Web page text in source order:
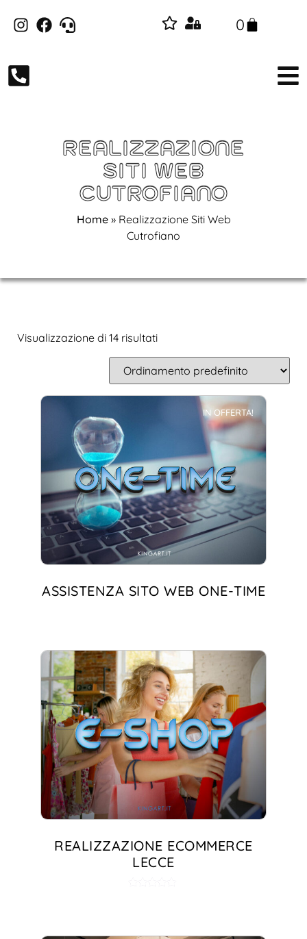
0
REALIZZAZIONE
SITI WEB
CUTROFIANO
Home» Realizzazione Siti Web
Cutrofiano
Visualizzazione di 14 risultati
IN OFFERTA!
ASSISTENZA SITO WEB ONE-TIME
REALIZZAZIONE ECOMMERCE
LECCE